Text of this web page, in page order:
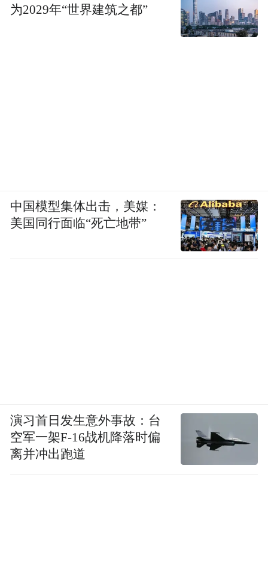
为2029年“世界建筑之都”
中国模型集体出击，美媒：
美国同行面临“死亡地带”
演习首日发生意外事故：台
空军一架F-16战机降落时偏
离并冲出跑道